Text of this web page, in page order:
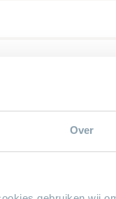
Over